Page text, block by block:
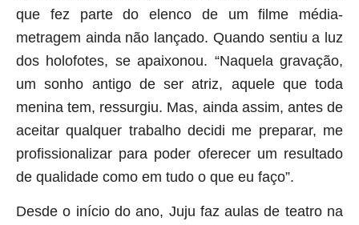
que fez parte do elenco de um filme média-
metragem ainda não lançado. Quando sentiu a luz
dos holofotes, se apaixonou. “Naquela gravação,
um sonho antigo de ser atriz, aquele que toda
menina tem, ressurgiu. Mas, ainda assim, antes de
aceitar qualquer trabalho decidi me preparar, me
profissionalizar para poder oferecer um resultado
de qualidade como em tudo o que eu faço”.
Desde o início do ano, Juju faz aulas de teatro na